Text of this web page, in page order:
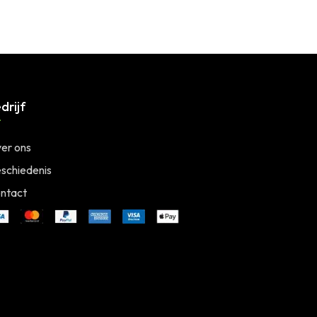
ons